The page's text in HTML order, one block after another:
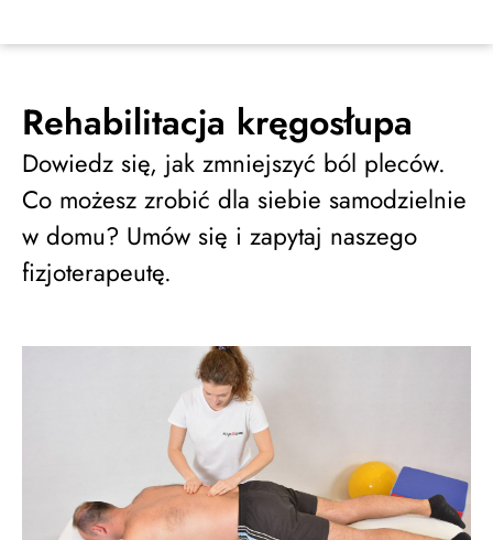
Rehabilitacja kręgosłupa
Dowiedz się, jak zmniejszyć ból pleców.
Co możesz zrobić dla siebie samodzielnie
w domu? Umów się i zapytaj naszego
fizjoterapeutę.